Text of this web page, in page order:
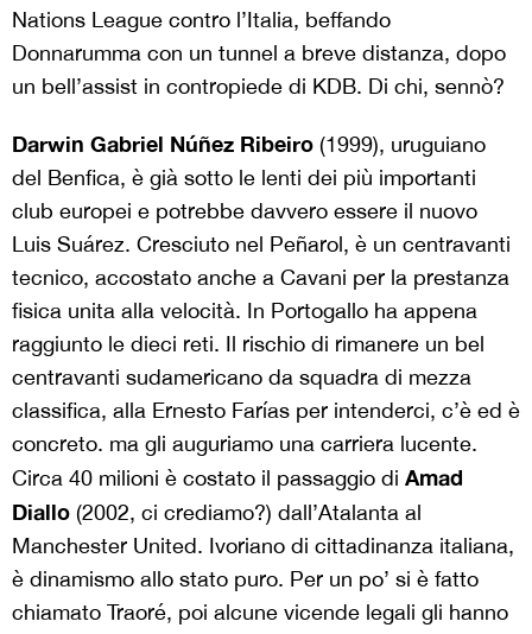
Nations League contro l’Italia, beffando
Donnarumma con un tunnel a breve distanza, dopo
un bell’assist in contropiede di KDB. Di chi, sennò?
Darwin Gabriel Núñez Ribeiro (1999), uruguiano
del Benfica, è già sotto le lenti dei più importanti
club europei e potrebbe davvero essere il nuovo
Luis Suárez. Cresciuto nel Peñarol, è un centravanti
tecnico, accostato anche a Cavani per la prestanza
fisica unita alla velocità. In Portogallo ha appena
raggiunto le dieci reti. Il rischio di rimanere un bel
centravanti sudamericano da squadra di mezza
classifica, alla Ernesto Farías per intenderci, c’è ed è
concreto. ma gli auguriamo una carriera lucente.
Circa 40 milioni è costato il passaggio di Amad
Diallo (2002, ci crediamo?) dall’Atalanta al
Manchester United. Ivoriano di cittadinanza italiana,
è dinamismo allo stato puro. Per un po’ si è fatto
chiamato Traoré, poi alcune vicende legali gli hanno